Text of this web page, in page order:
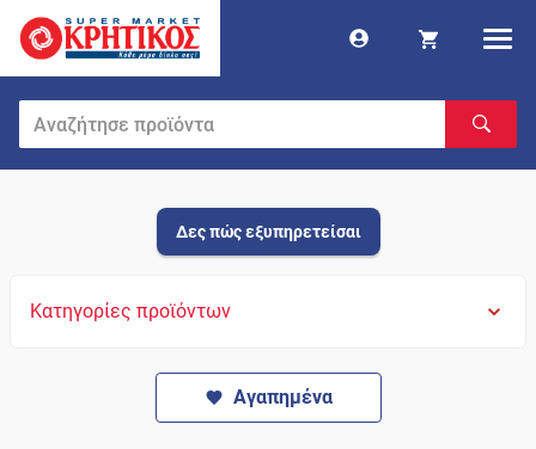
Δες πώς εξυπηρετείσαι
Κατηγορίες προϊόντων
Αγαπημένα